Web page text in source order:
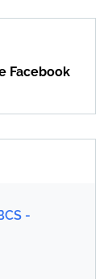
Facebook
-